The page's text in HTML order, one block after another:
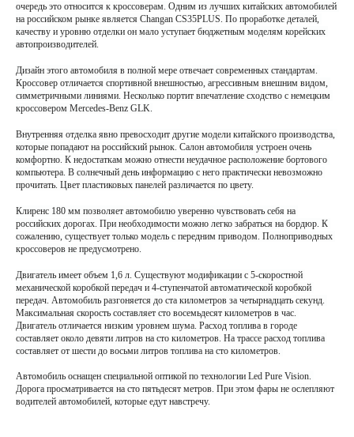
очередь это относится к кроссоверам. Одним из лучших китайских автомобилей
на российском рынке является Changan CS35PLUS. По проработке деталей,
качеству и уровню отделки он мало уступает бюджетным моделям корейских
автопроизводителей.
Дизайн этого автомобиля в полной мере отвечает современных стандартам.
Кроссовер отличается спортивной внешностью, агрессивным внешним видом,
симметричными линиями. Несколько портит впечатление сходство с немецким
кроссовером Mercedes-Benz GLK.
Внутренняя отделка явно превосходит другие модели китайского производства,
которые попадают на российский рынок. Салон автомобиля устроен очень
комфортно. К недостаткам можно отнести неудачное расположение бортового
компьютера. В солнечный день информацию с него практически невозможно
прочитать. Цвет пластиковых панелей различается по цвету.
Клиренс 180 мм позволяет автомобилю уверенно чувствовать себя на
российских дорогах. При необходимости можно легко забраться на бордюр. К
сожалению, существует только модель с передним приводом. Полноприводных
кроссоверов не предусмотрено.
Двигатель имеет объем 1,6 л. Существуют модификации с 5-скоростной
механической коробкой передач и 4-ступенчатой автоматической коробкой
передач. Автомобиль разгоняется до ста километров за четырнадцать секунд.
Максимальная скорость составляет сто восемьдесят километров в час.
Двигатель отличается низким уровнем шума. Расход топлива в городе
составляет около девяти литров на сто километров. На трассе расход топлива
составляет от шести до восьми литров топлива на сто километров.
Автомобиль оснащен специальной оптикой по технологии Led Pure Vision.
Дорога просматривается на сто пятьдесят метров. При этом фары не ослепляют
водителей автомобилей, которые едут навстречу.